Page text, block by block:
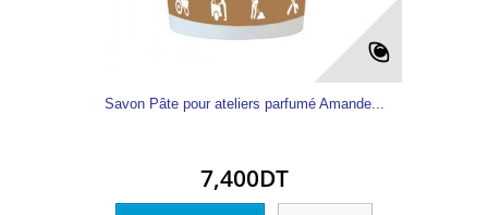
Savon Pâte pour ateliers parfumé Amande...
7,400DT